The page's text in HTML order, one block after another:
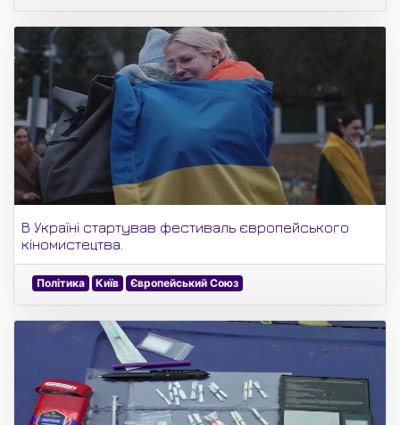
В Україні стартував фестиваль європейського
кіномистецтва.
Політика Київ Європейський Союз